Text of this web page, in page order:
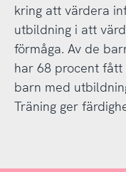
kring att värdera
utbildning i att
förmåga. Av de
har 68 procent
barn med
Träning ger